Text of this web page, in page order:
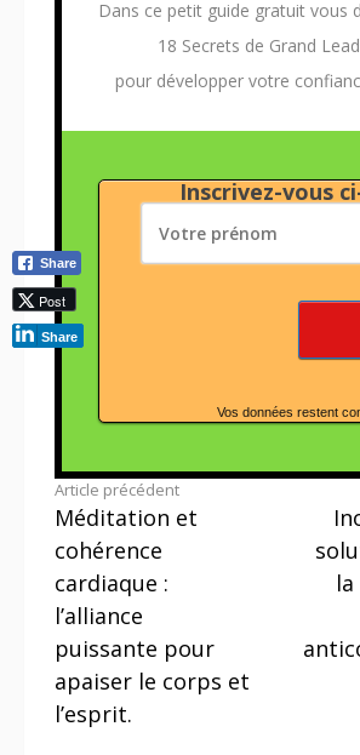
Dans ce petit guide gratuit vous
18 Secrets de Grand
pour développer votre
Inscrivez-vous
Vos données restent
Lire
la
suite
Article précédent
Méditation et
cohérence
cardiaque :
l’alliance
puissante pour
apaiser le corps et
l’esprit.
Share
Post
Share